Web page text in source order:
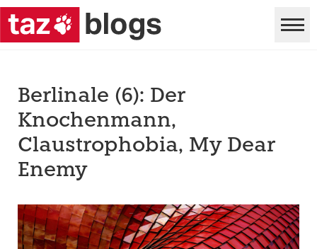
Berlinale (6): Der
Knochenmann,
Claustrophobia, My Dear
Enemy